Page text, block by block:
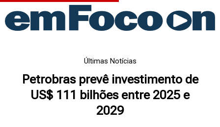
para
Últimas Notícias
Petrobras prevê investimento de
US$ 111 bilhões entre 2025 e
2029